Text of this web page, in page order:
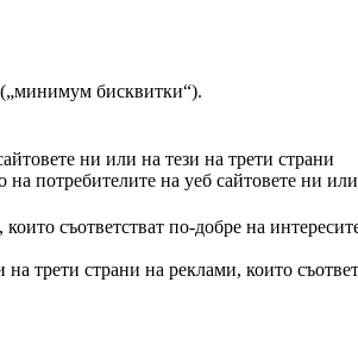
(„минимум бисквитки“).
ни или на тези на трети страни
потребителите на уеб сайтовете ни
съответстват по-добре на
трети страни на реклами, които